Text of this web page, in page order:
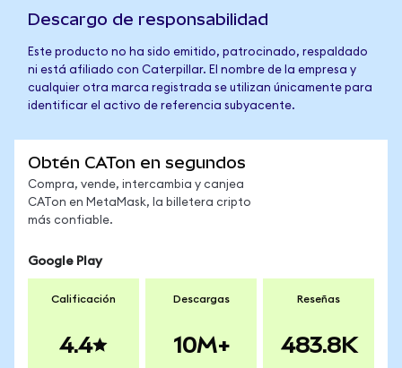
Descargo de responsabilidad
Este producto no ha sido emitido, patrocinado, respaldado
ni está afiliado con Caterpillar. El nombre de la empresa y
cualquier otra marca registrada se utilizan únicamente para
identificar el activo de referencia subyacente.
Obtén CATon en segundos
Compra, vende, intercambia y canjea
CATon en MetaMask, la billetera cripto
más confiable.
Google Play
Calificación
4.4
Descargas
10M+
Reseñas
483.8K